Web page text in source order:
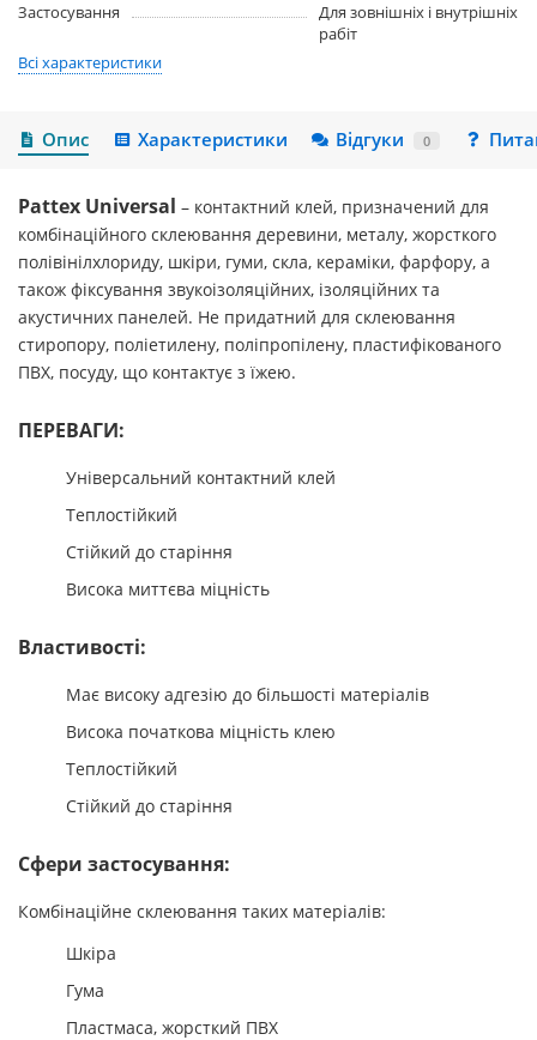
Застосування
Для зовнішніх і внутрішніх
рабіт
Всі характеристики
Опис Характеристики Відгуки 0
Pattex Universal – контактний клей, призначений для
комбінаційного склеювання деревини, металу, жорсткого
полівінілхлориду, шкіри, гуми, скла, кераміки, фарфору, а
також фіксування звукоізоляційних, ізоляційних та
акустичних панелей. Не придатний для склеювання
стиропору, поліетилену, поліпропілену, пластифікованого
ПВХ, посуду, що контактує з їжею.
ПЕРЕВАГИ:
Універсальний контактний клей
Теплостійкий
Стійкий до старіння
Висока миттєва міцність
Властивості:
Має високу адгезію до більшості матеріалів
Висока початкова міцність клею
Теплостійкий
Стійкий до старіння
Сфери застосування:
Комбінаційне склеювання таких матеріалів:
Шкіра
Гума
Пластмаса, жорсткий ПВХ